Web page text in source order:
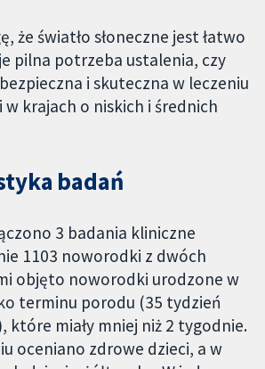
że światło słoneczne jest łatwo
pilna potrzeba ustalenia, czy
i skuteczna w leczeniu
w krajach o niskich i średnich
badań
3 badania kliniczne
1103 noworodki z dwóch
objęto noworodki urodzone w
terminu porodu (35 tydzień
które miały mniej niż 2 tygodnie.
oceniano zdrowe dzieci, a w